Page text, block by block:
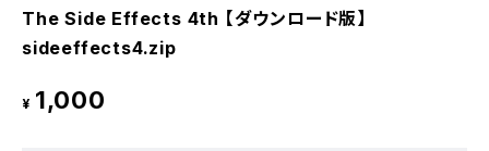
The Side Effects 4th 【ダウンロード版】
sideeffects4.zip
¥ 1,000